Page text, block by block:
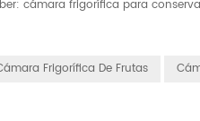
cámara frigorífica para
Frigorífica De Frutas